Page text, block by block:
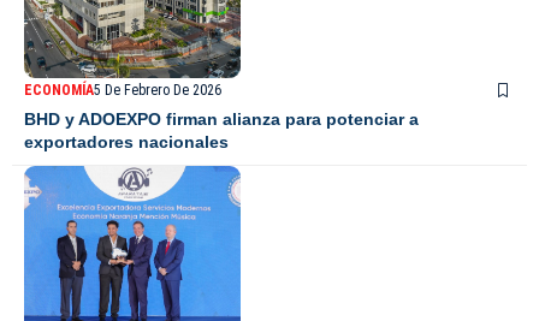
ECONOMÍA5 De Febrero De 2026
BHD y ADOEXPO firman alianza para potenciar a
exportadores nacionales